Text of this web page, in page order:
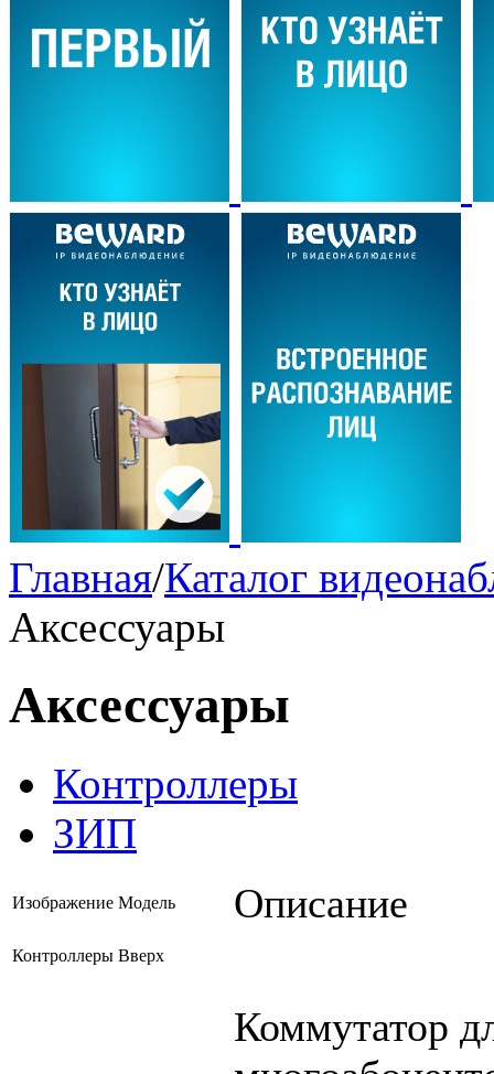
Главная/Каталог
Аксессуары
Аксессуары
Контроллеры
ЗИП
Изображение Модель Описание
Контроллеры Вверх
Коммутатор